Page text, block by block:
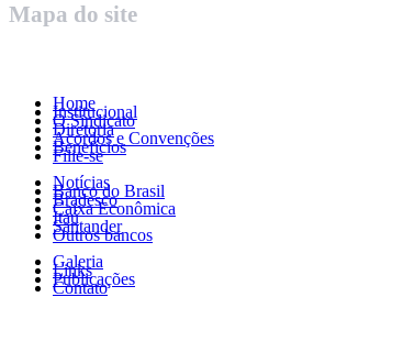
Mapa do site
Home
Institucional
O Sindicato
Diretoria
Acordos e Convenções
Benefícios
Filie-se
Notícias
Banco do Brasil
Bradesco
Caixa Econômica
Itaú
Santander
Outros bancos
Galeria
Links
Publicações
Contato